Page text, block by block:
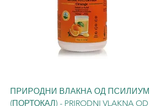
ПРИРОДНИ ВЛАКНА ОД ПСИЛИУМ
(ПОРТОКАЛ) - PRIRODNI VLAKNA OD